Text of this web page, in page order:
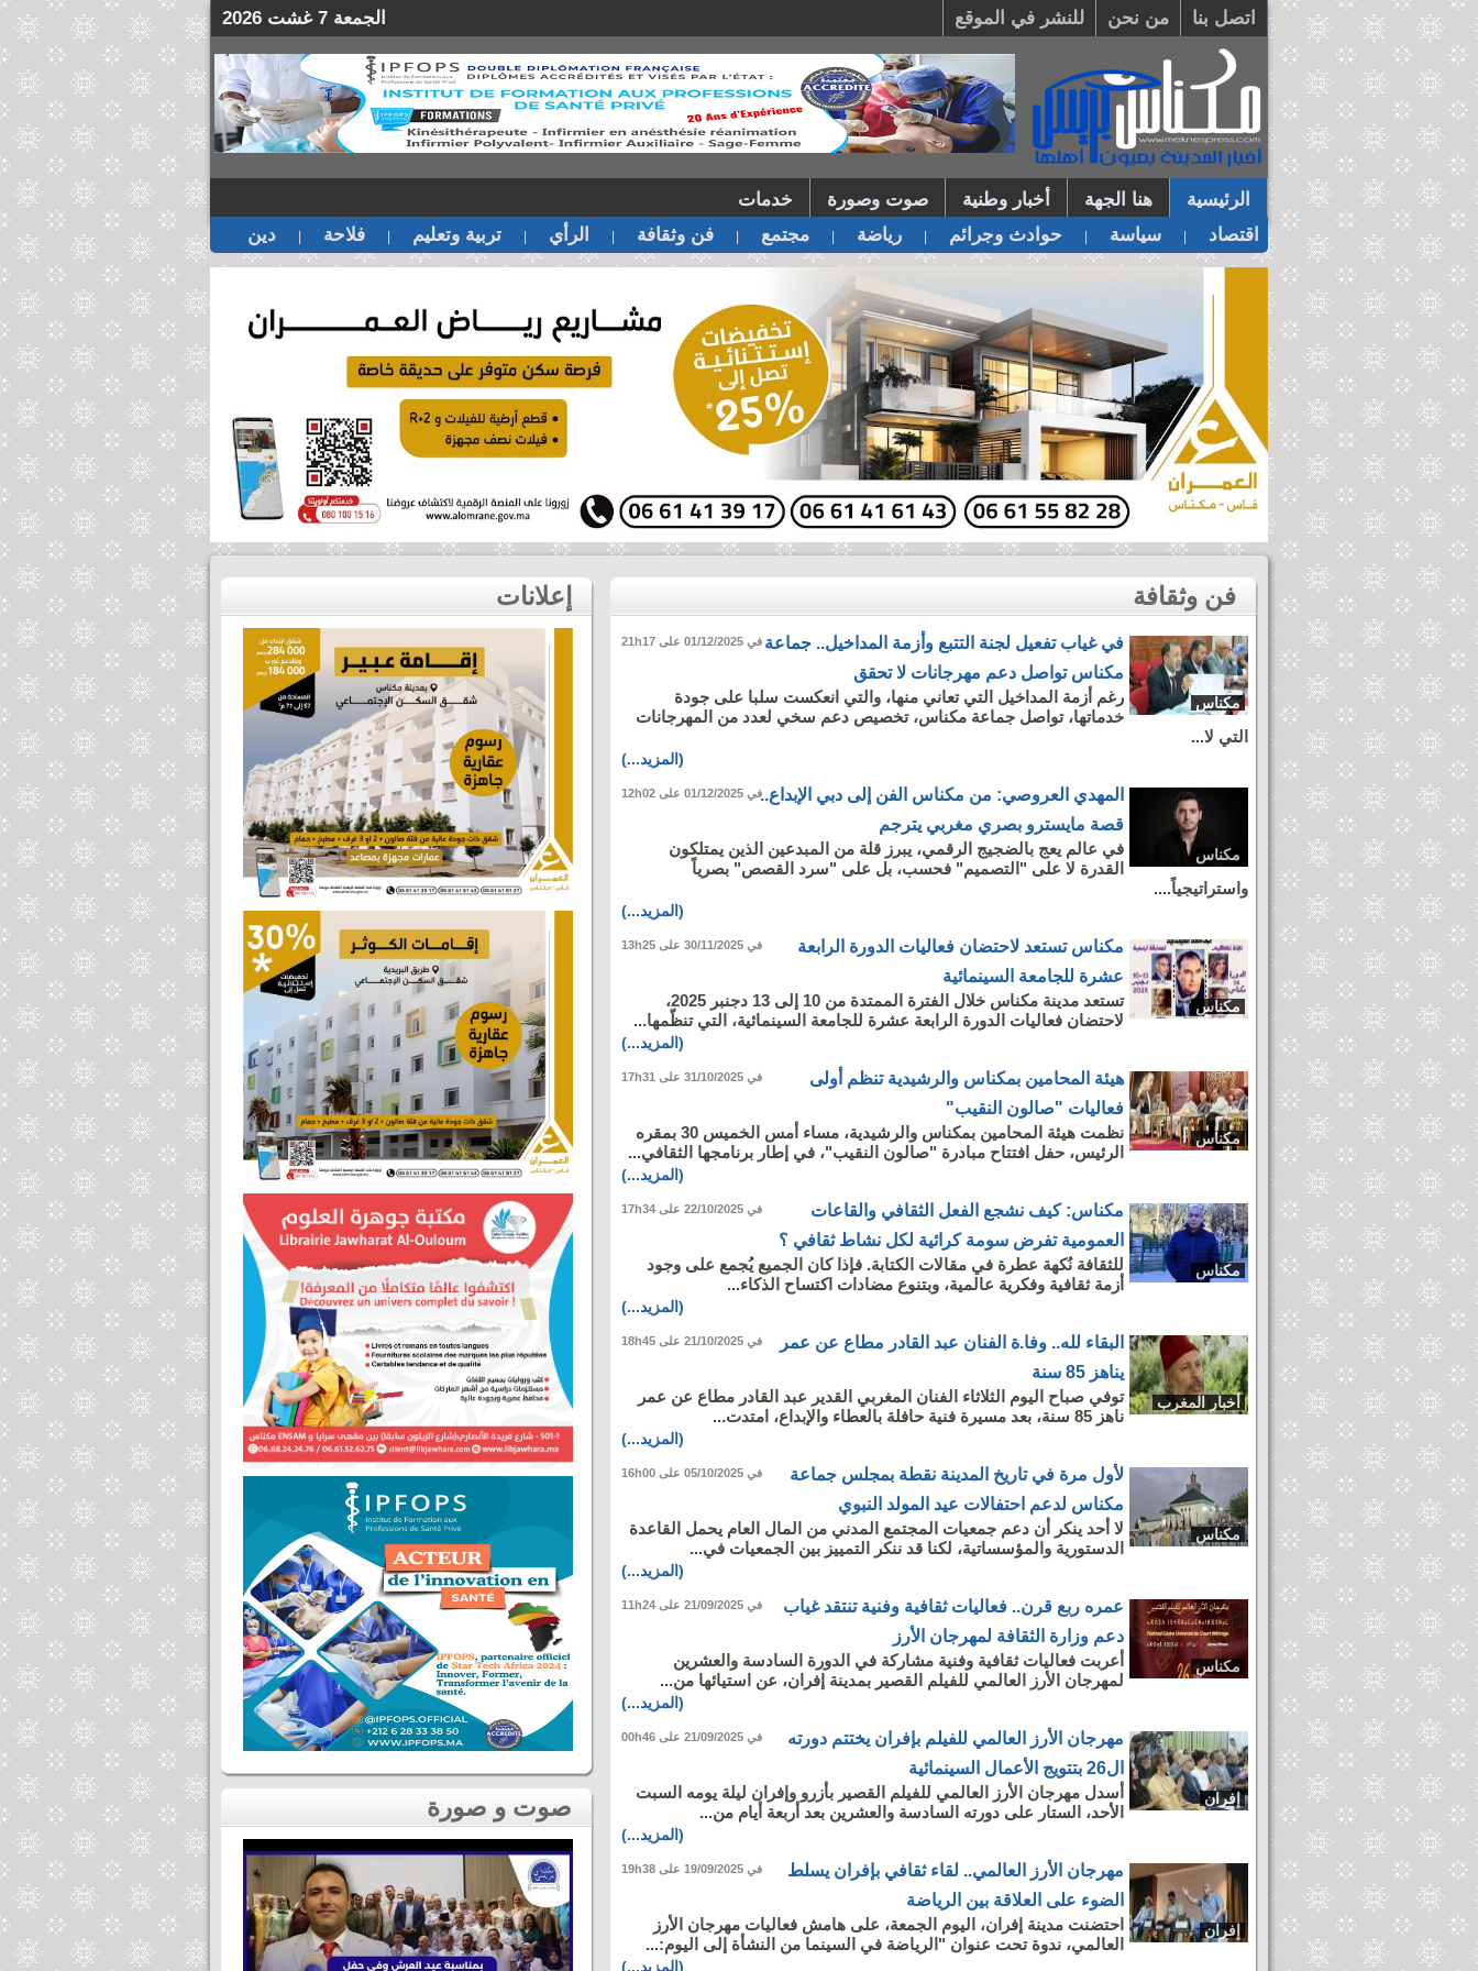
اتصل بنا من نحن للنشر في الموقع الجمعة 7 غشت 2026
الرئيسية
اقتصاد
سياسة حوادث وجرائم رياضة مجتمع فن وثقافة الرأي تربية وتعليم فلاحة دين
هنا الجهة أخبار وطنية صوت وصورة خدمات
مكناس
في غياب تفعيل لجنة التتبع وأزمة المداخيل.. جماعة
مكناس تواصل دعم مهرجانات لا تحقق
رغم أزمة المداخيل التي تعاني منها، والتي انعكست سلبا على جودة
خدماتها، تواصل جماعة مكناس، تخصيص دعم سخي لعدد من المهرجانات
التي لا...
(المزيد...)
في 01/12/2025 على 21h17
مكناس
المهدي العروصي: من مكناس الفن إلى دبي الإبداع..
قصة مايسترو بصري مغربي يترجم
في عالم يعج بالضجيج الرقمي، يبرز قلة من المبدعين الذين يمتلكون
القدرة لا على "التصميم" فحسب، بل على "سرد القصص" بصرياً
واستراتيجياً....
(المزيد...)
في 01/12/2025 على 12h02
مكناس
مكناس تستعد لاحتضان فعاليات الدورة الرابعة
عشرة للجامعة السينمائية
تستعد مدينة مكناس خلال الفترة الممتدة من 10 إلى 13 دجنبر 2025،
لاحتضان فعاليات الدورة الرابعة عشرة للجامعة السينمائية، التي تنظّمها...
(المزيد...)
في 30/11/2025 على 13h25
مكناس
هيئة المحامين بمكناس والرشيدية تنظم أولى
فعاليات "صالون النقيب"
نظمت هيئة المحامين بمكناس والرشيدية، مساء أمس الخميس 30 بمقره
الرئيس، حفل افتتاح مبادرة "صالون النقيب"، في إطار برنامجها الثقافي...
(المزيد...)
في 31/10/2025 على 17h31
مكناس
مكناس: كيف نشجع الفعل الثقافي والقاعات
العمومية تفرض سومة كرائية لكل نشاط ثقافي ؟
للثقافة نُكهة عطرة في مقالات الكتابة. فإذا كان الجميع يُجمع على وجود
أزمة ثقافية وفكرية عالمية، وبتنوع مضادات اكتساح الذكاء...
(المزيد...)
في 22/10/2025 على 17h34
أخبار المغرب
البقاء لله.. وفا.ة الفنان عبد القادر مطاع عن عمر
يناهز 85 سنة
توفي صباح اليوم الثلاثاء الفنان المغربي القدير عبد القادر مطاع عن عمر
ناهز 85 سنة، بعد مسيرة فنية حافلة بالعطاء والإبداع، امتدت...
(المزيد...)
في 21/10/2025 على 18h45
مكناس
لأول مرة في تاريخ المدينة نقطة بمجلس جماعة
مكناس لدعم احتفالات عيد المولد النبوي
لا أحد ينكر أن دعم جمعيات المجتمع المدني من المال العام يحمل القاعدة
الدستورية والمؤسساتية، لكنا قد ننكر التمييز بين الجمعيات في...
(المزيد...)
في 05/10/2025 على 16h00
مكناس
عمره ربع قرن.. فعاليات ثقافية وفنية تنتقد غياب
دعم وزارة الثقافة لمهرجان الأرز
أعربت فعاليات ثقافية وفنية مشاركة في الدورة السادسة والعشرين
لمهرجان الأرز العالمي للفيلم القصير بمدينة إفران، عن استيائها من...
(المزيد...)
في 21/09/2025 على 11h24
إفران
مهرجان الأرز العالمي للفيلم بإفران يختتم دورته
ال26 بتتويج الأعمال السينمائية
أسدل مهرجان الأرز العالمي للفيلم القصير بأزرو وإفران ليلة يومه السبت
الأحد، الستار على دورته السادسة والعشرين بعد أربعة أيام من...
(المزيد...)
في 21/09/2025 على 00h46
إفران
مهرجان الأرز العالمي.. لقاء ثقافي بإفران يسلط
الضوء على العلاقة بين الرياضة
احتضنت مدينة إفران، اليوم الجمعة، على هامش فعاليات مهرجان الأرز
العالمي، ندوة تحت عنوان "الرياضة في السينما من النشأة إلى اليوم:...
(المزيد...)
في 19/09/2025 على 19h38